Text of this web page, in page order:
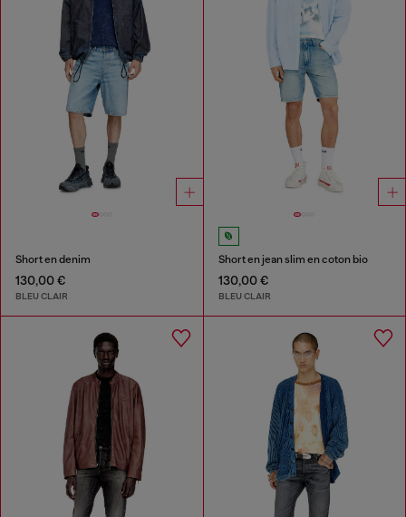
Short en denim
130,00 €
BLEU CLAIR
Short en jean slim en coton bio
130,00 €
BLEU CLAIR